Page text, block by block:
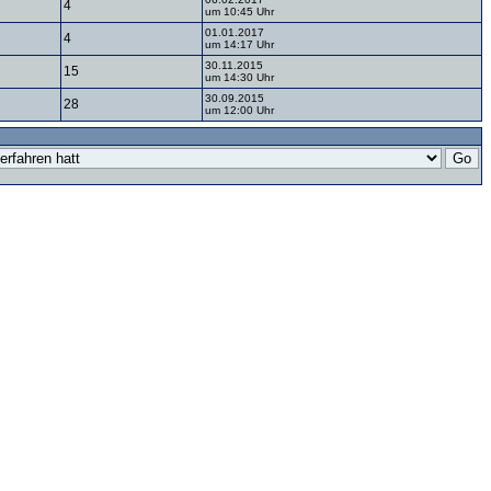
4
um 10:45 Uhr
4
01.01.2017
um 14:17 Uhr
15
30.11.2015
um 14:30 Uhr
28
30.09.2015
um 12:00 Uhr